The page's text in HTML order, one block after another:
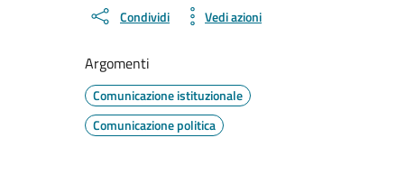
Condividi Vedi azioni
Argomenti
Comunicazione istituzionale
Comunicazione politica